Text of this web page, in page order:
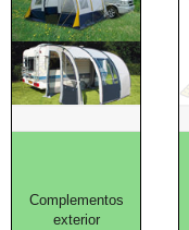
Complementos
exterior